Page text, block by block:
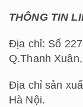
THÔNG TIN
Địa chỉ: Số
Q.Thanh
Địa chỉ sản
Hà Nội.